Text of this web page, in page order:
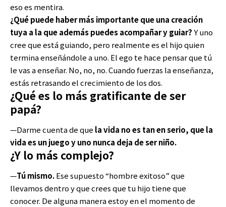
eso es mentira.
¿Qué puede haber más importante que una creación
tuya a la que además puedes acompañar y guiar?Y uno
cree que está guiando, pero realmente es el hijo quien
termina enseñándole a uno. El ego te hace pensar que tú
le vas a enseñar. No, no, no. Cuando fuerzas la enseñanza,
estás retrasando el crecimiento de los dos.
¿Qué es lo más gratificante de ser
papá?
—Darme cuenta de que la vida no es tan en serio, que la
vida es un juego y uno nunca deja de ser niño.
¿Y lo más complejo?
—Tú mismo.Ese supuesto “hombre exitoso” que
llevamos dentro y que crees que tu hijo tiene que
conocer. De alguna manera estoy en el momento de